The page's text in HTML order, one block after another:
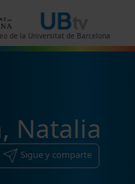
de la Universitat de Barcelona
Natalia
Sigue y comparte